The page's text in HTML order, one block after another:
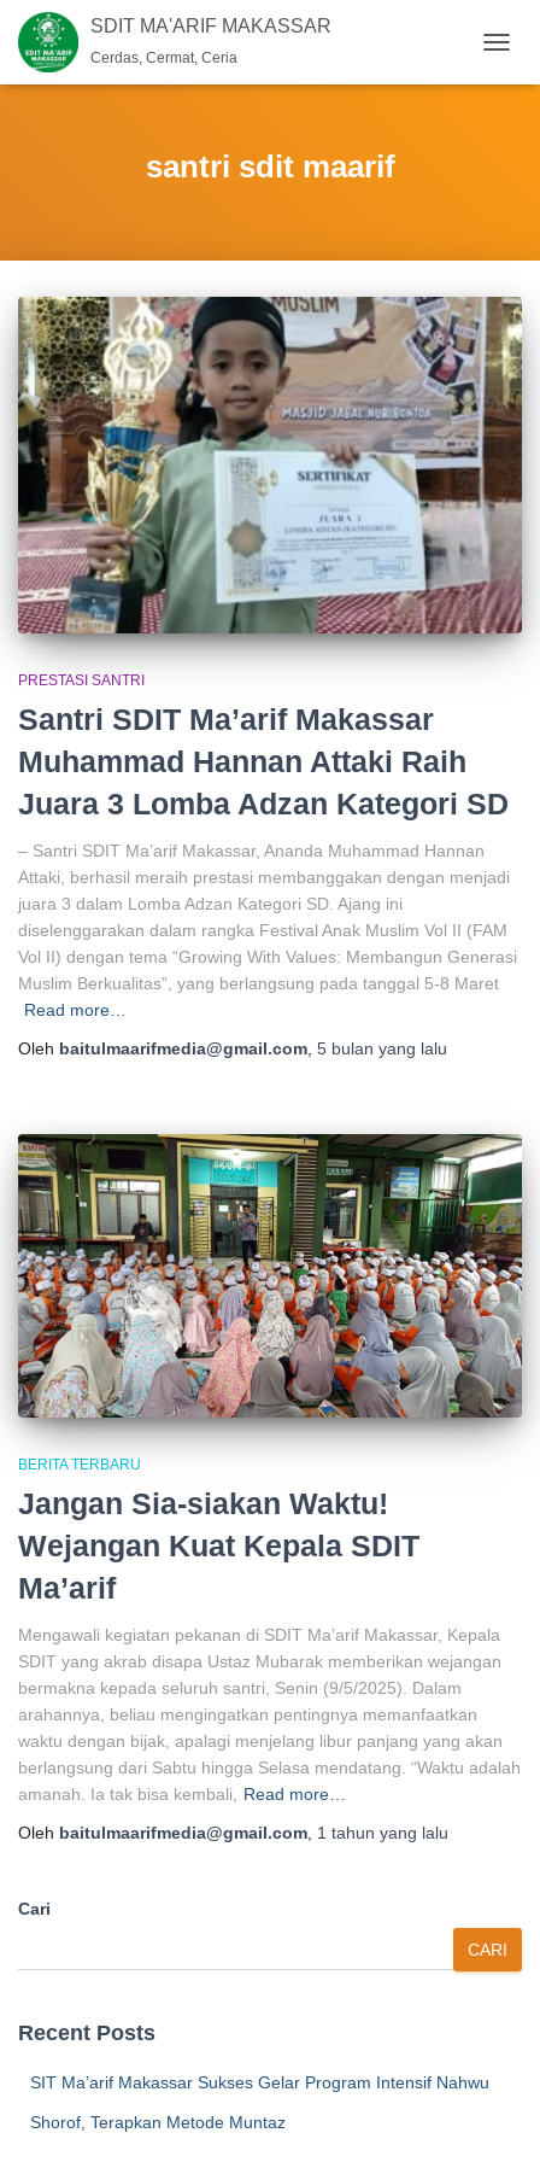
SDIT MA'ARIF MAKASSAR
Cerdas, Cermat, Ceria
santri sdit maarif
PRESTASI SANTRI
Santri SDIT Ma’arif Makassar
Muhammad Hannan Attaki Raih
Juara 3 Lomba Adzan Kategori SD
– Santri SDIT Ma’arif Makassar, Ananda Muhammad Hannan
Attaki, berhasil meraih prestasi membanggakan dengan menjadi
juara 3 dalam Lomba Adzan Kategori SD. Ajang ini
diselenggarakan dalam rangka Festival Anak Muslim Vol II (FAM
Vol II) dengan tema “Growing With Values: Membangun Generasi
Muslim Berkualitas”, yang berlangsung pada tanggal 5-8 Maret
Read more…
Oleh baitulmaarifmedia@gmail.com 5 bulan yang lalu
BERITA TERBARU
Jangan Sia-siakan Waktu!
Wejangan Kuat Kepala SDIT
Ma’arif
Mengawali kegiatan pekanan di SDIT Ma’arif Makassar, Kepala
SDIT yang akrab disapa Ustaz Mubarak memberikan wejangan
bermakna kepada seluruh santri, Senin (9/5/2025). Dalam
arahannya, beliau mengingatkan pentingnya memanfaatkan
waktu dengan bijak, apalagi menjelang libur panjang yang akan
berlangsung dari Sabtu hingga Selasa mendatang. “Waktu adalah
amanah. Ia tak bisa kembali, Read more…
Oleh baitulmaarifmedia@gmail.com, 1 tahun yang lalu
Cari
CARI
Recent Posts
SIT Ma’arif Makassar Sukses Gelar Program Intensif Nahwu
Shorof, Terapkan Metode Muntaz